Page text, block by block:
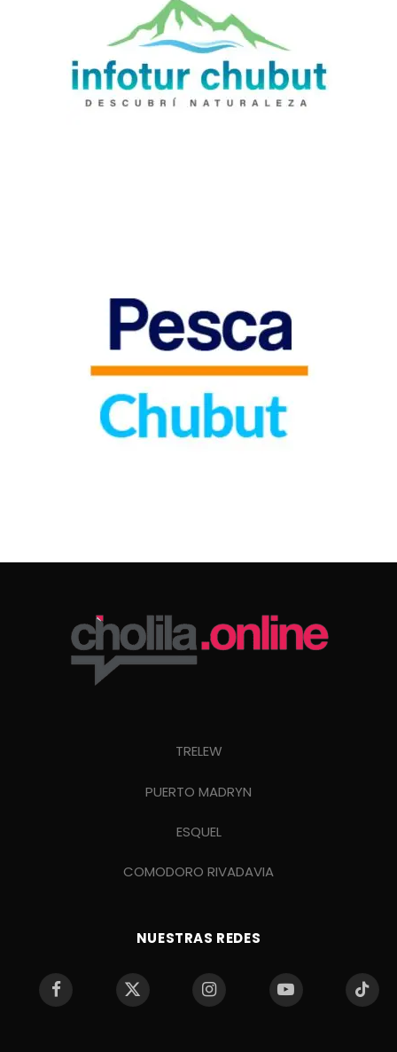
TRELEW
PUERTO MADRYN
ESQUEL
COMODORO RIVADAVIA
NUESTRAS REDES
Facebook
X
Instagram YouTube